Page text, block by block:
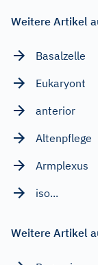
Weitere Artikel
Basalzelle
Eukaryont
anterior
Altenpflege
Armplexus
iso...
Weitere Artikel